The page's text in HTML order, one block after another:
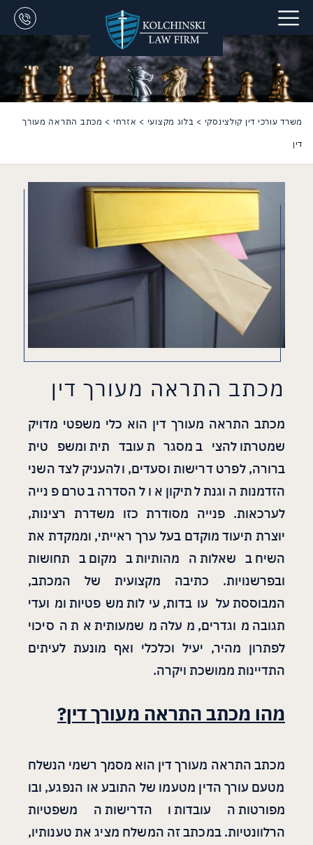
משרד עורכי דין קולצינסקי > בלוג מקצועי > אזרחי > מכתב התראה מעורך
דין
מכתב התראה מעורך דין
מכתב התראה מעורך דין הוא כלי משפטי מדויק
שמטרתו להציב מסגרת עובדתית ומשפטית
ברורה, לפרט דרישות וסעדים, ולהעניק לצד השני
הזדמנות הוגנת לתיקון או להסדרה בטרם פנייה
לערכאות. פנייה מסודרת כזו משדרת רצינות,
יוצרת תיעוד מוקדם בעל ערך ראייתי, וממקדת את
השיח בשאלות המהותיות במקום בתחושות
ובפרשנויות. כתיבה מקצועית של המכתב,
המבוססת על עובדות, עילות משפטיות ומועדי
תגובה מוגדרים, מעלה משמעותית את הסיכוי
לפתרון מהיר, יעיל וכלכלי ואף מונעת לעיתים
התדיינות ממושכת ויקרה.
מהו מכתב התראה מעורך דין?
מכתב התראה מעורך דין הוא מסמך רשמי הנשלח
מטעם עורך הדין מטעמו של התובע או הנפגע, ובו
מפורטות העובדות והדרישות המשפטיות
הרלוונטיות. במכתב זה המשלח מציג את טענותיו,